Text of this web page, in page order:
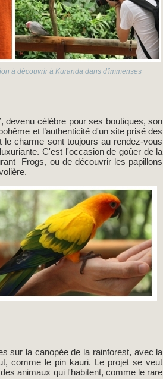
à découvrir à Kuranda dans d'immenses
devenu célèbre pour ses boutiques, son
et l’authenticité d'un site prisé des
charme sont toujours au rendez-vous
C'est l'occasion de goûer de la
Frogs, ou de découvrir les papillons
sur la canopée de la rainforest, avec la
comme le pin kauri. Le projet se veut
animaux qui l'habitent, comme le rare